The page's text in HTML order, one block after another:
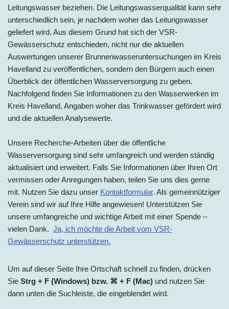
Leitungswasser beziehen. Die Leitungswasserqualität kann sehr
unterschiedlich sein, je nachdem woher das Leitungswasser
geliefert wird. Aus diesem Grund hat sich der VSR-
Gewässerschutz entschieden, nicht nur die aktuellen
Auswertungen unserer Brunnenwasseruntersuchungen im Kreis
Havelland zu veröffentlichen, sondern den Bürgern auch einen
Überblick der öffentlichen Wasserversorgung zu geben.
Nachfolgend finden Sie Informationen zu den Wasserwerken im
Kreis Havelland, Angaben woher das Trinkwasser gefördert wird
und die aktuellen Analysewerte.
Unsere Recherche-Arbeiten über die öffentliche
Wasserversorgung sind sehr umfangreich und werden ständig
aktualisiert und erweitert. Falls Sie Informationen über Ihren Ort
vermissen oder Anregungen haben, teilen Sie uns dies gerne
mit. Nutzen Sie dazu unser Kontaktformular. Als gemeinnütziger
Verein sind wir auf Ihre Hilfe angewiesen! Unterstützen Sie
unsere umfangreiche und wichtige Arbeit mit einer Spende –
vielen Dank. Ja, ich möchte die Arbeit vom VSR-
Gewässerschutz unterstützen.
Um auf dieser Seite Ihre Ortschaft schnell zu finden, drücken
Sie Strg + F (Windows) bzw. ⌘ + F (Mac) und nutzen Sie
dann unten die Suchleiste, die eingeblendet wird.